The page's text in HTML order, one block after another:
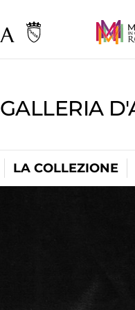
GALLERIA
LA COLLEZIONE